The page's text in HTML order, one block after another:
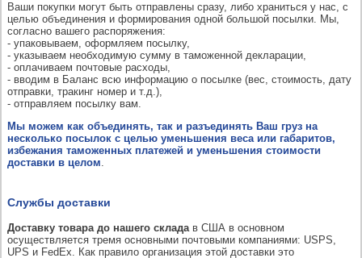
Ваши покупки могут быть отправлены сразу, либо храниться у нас, с
целью объединения и формирования одной большой посылки. Мы,
согласно вашего распоряжения:
- упаковываем, оформляем посылку,
- указываем необходимую сумму в таможенной декларации,
- оплачиваем почтовые расходы,
- вводим в Баланс всю информацию о посылке (вес, стоимость, дату
отправки, тракинг номер и т.д.),
- отправляем посылку вам.
Мы можем как объединять, так и разъединять Ваш груз на
несколько посылок с целью уменьшения веса или габаритов,
избежания таможенных платежей и уменьшения стоимости
доставки в целом.
Службы доставки
Доставку товара до нашего складав США в основном
осуществляется тремя основными почтовыми компаниями: USPS,
UPS и FedEx. Как правило организация этой доставки это